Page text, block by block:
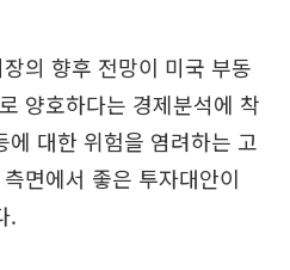
의 향후 전망이 미국 부동
양호하다는 경제분석에 착
에 대한 위험을 염려하는 고
면에서 좋은 투자대안이
.